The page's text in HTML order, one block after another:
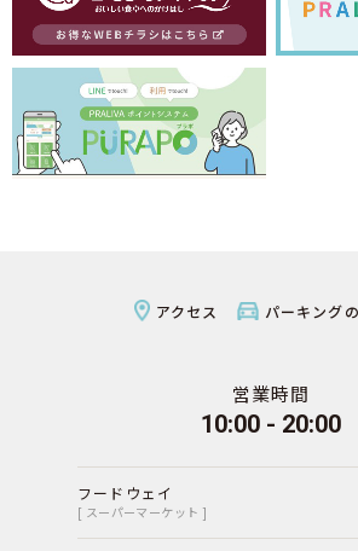
アクセス パーキング
営業時間
10:00 - 20:00
フードウェイ
[ スーパーマーケット ]